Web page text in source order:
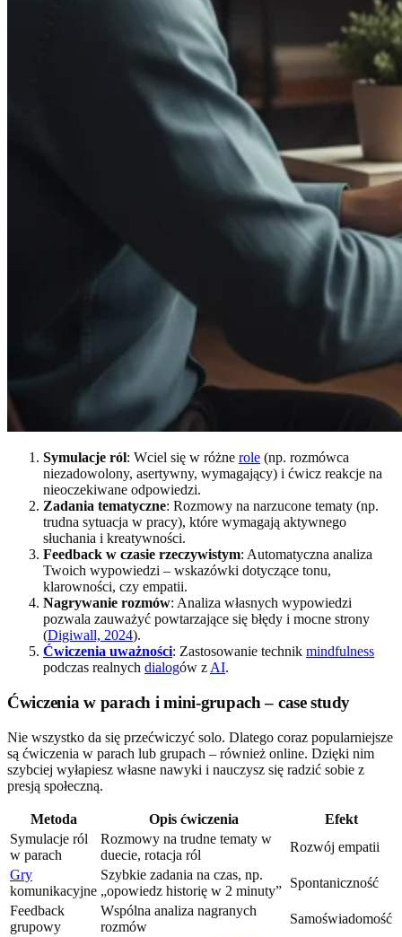
Symulacje ról: Wciel się w różne role (np. rozmówca
niezadowolony, asertywny, wymagający) i ćwicz reakcje na
nieoczekiwane odpowiedzi.
Zadania tematyczne: Rozmowy na narzucone tematy (np.
trudna sytuacja w pracy), które wymagają aktywnego
słuchania i kreatywności.
Feedback w czasie rzeczywistym: Automatyczna analiza
Twoich wypowiedzi – wskazówki dotyczące tonu,
klarowności, czy empatii.
Nagrywanie rozmów: Analiza własnych wypowiedzi
pozwala zauważyć powtarzające się błędy i mocne strony
(Digiwall, 2024).
Ćwiczenia uważności: Zastosowanie technik mindfulness
podczas realnych dialogów z AI.
Ćwiczenia w parach i mini-grupach – case study
Nie wszystko da się przećwiczyć solo. Dlatego coraz popularniejsze
są ćwiczenia w parach lub grupach – również online. Dzięki nim
szybciej wyłapiesz własne nawyki i nauczysz się radzić sobie z
presją społeczną.
Metoda Opis ćwiczenia
Efekt
Symulacje ról
w parach
Rozmowy na trudne tematy w
duecie, rotacja ról
Rozwój empatii
Gry
komunikacyjne
Szybkie zadania na czas, np.
„opowiedz historię w 2 minuty”
Spontaniczność
Feedback
grupowy
Wspólna analiza nagranych
rozmów
Samoświadomość